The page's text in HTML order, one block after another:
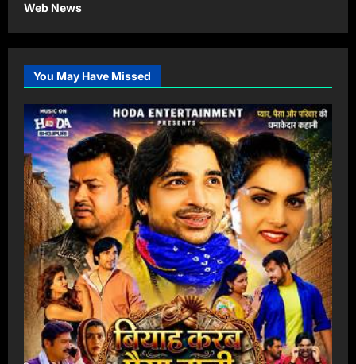
Web News
You May Have Missed